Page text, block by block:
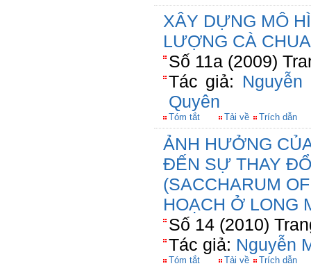
XÂY DỰNG MÔ
LƯỢNG CÀ
Số 11a (2009)
Tác giả: Nguyễn
Quyên
Tóm tắt Tải về Trích dẫn
ẢNH HƯỞNG
ĐẾN SỰ THAY
(SACCHARUM
HOẠCH Ở LONG
Số 14 (2010)
Tác giả: Nguyễn
Tóm tắt Tải về Trích dẫn